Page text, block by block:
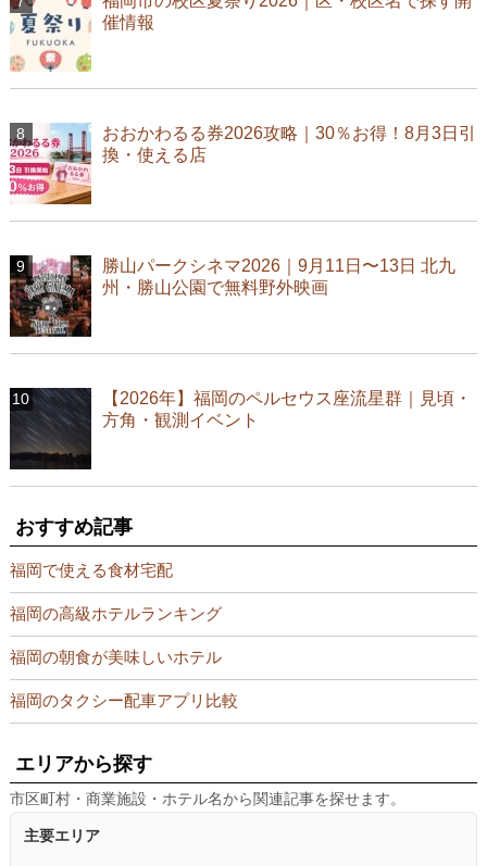
催情報
おおかわるる券2026攻略｜30％お得！8月3日引
換・使える店
勝山パークシネマ2026｜9月11日〜13日 北九
州・勝山公園で無料野外映画
【2026年】福岡のペルセウス座流星群｜見頃・
方角・観測イベント
おすすめ記事
福岡で使える食材宅配
福岡の高級ホテルランキング
福岡の朝食が美味しいホテル
福岡のタクシー配車アプリ比較
エリアから探す
市区町村・商業施設・ホテル名から関連記事を探せます。
主要エリア